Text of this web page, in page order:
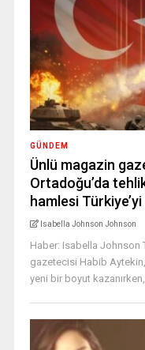
GÜNDEM
Ünlü magazin
Ortadoğu’da
hamlesi
Isabella Johnson Johnson
Haber: Isabella Johnson
gazetecisi Habib
yeni bir boyut kazanırken,